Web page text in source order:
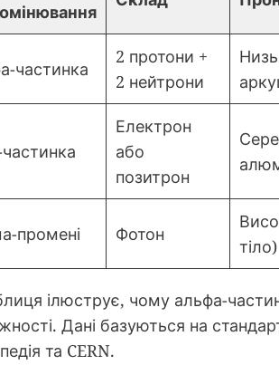
частинка
2 протони +
2 нейтрони
Електрон
або
позитрон
промені Фотон
тіло)
ілюструє, чому альфа-
Дані базуються на
та CERN.